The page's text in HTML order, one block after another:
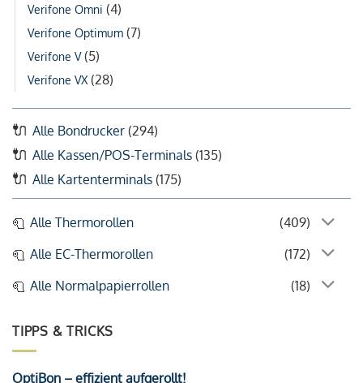
Verifone Omni (4)
Verifone Optimum (7)
Verifone V(5)
Verifone VX(28)
Alle Bondrucker (294)
Alle Kassen/POS-Terminals (135)
Alle Kartenterminals (175)
Alle Thermorollen
(409)
Alle EC-Thermorollen
(172)
Alle Normalpapierrollen
(18)
TIPPS & TRICKS
OptiBon – effizient aufgerollt!